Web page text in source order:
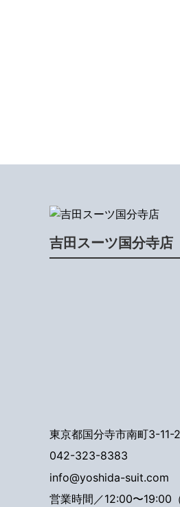
吉田スーツ国分寺店
東京都国分寺市南町3-11-2
042-323-8383
info@yoshida-suit.com
営業時間／12:00〜19:00